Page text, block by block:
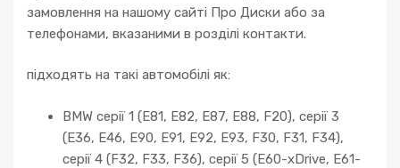
замовлення на нашому сайті Про Диски або за
телефонами, вказаними в розділі контакти.
підходять на такі автомобілі як:
BMW серії 1 (E81, E82, E87, E88, F20), серії 3
(E36, E46, E90, E91, E92, E93, F30, F31, F34),
серії 4 (F32, F33, F36), серії 5 (E60-xDrive, E61-